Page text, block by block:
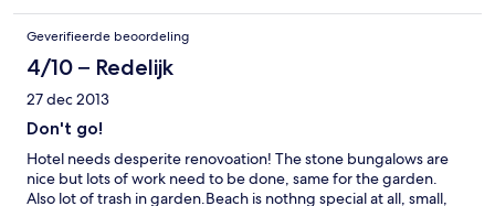
Geverifieerde beoordeling
4/10 – Redelijk
27 dec 2013
Don't go!
Hotel needs desperite renovoation! The stone bungalows are
nice but lots of work need to be done, same for the garden.
Also lot of trash in garden.Beach is nothng special at all, small,